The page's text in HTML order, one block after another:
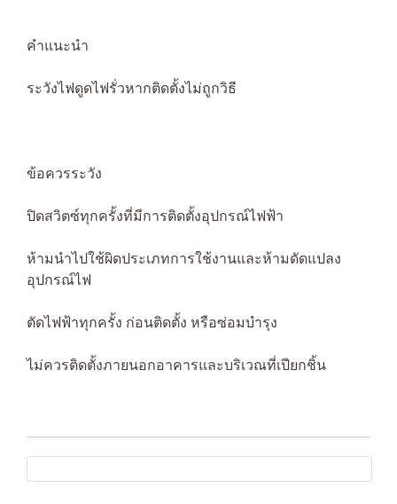
คำแนะนำ
ระวังไฟดูดไฟรั่วหากติดตั้งไม่ถูกวิธี
ข้อควรระวัง
ปิดสวิตซ์ทุกครั้งที่มีการติดตั้งอุปกรณ์ไฟฟ้า
ห้ามนำไปใช้ผิดประเภทการใช้งานและห้ามดัดแปลง
อุปกรณ์ไฟ
ตัดไฟฟ้าทุกครั้ง ก่อนติดตั้ง หรือซ่อมบำรุง
ไม่ควรติดตั้งภายนอกอาคารและบริเวณที่เปียกชิ้น